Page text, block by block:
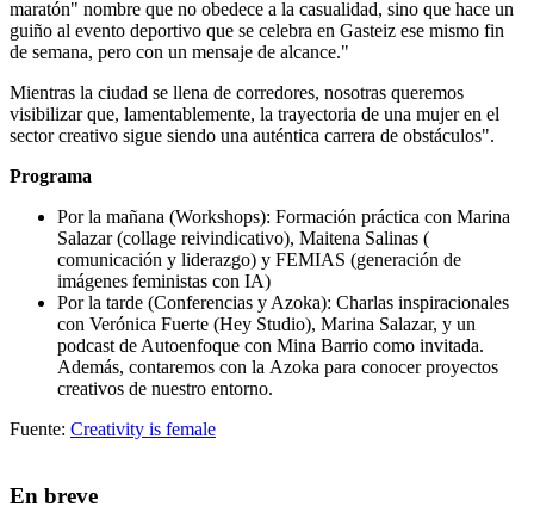
maratón" nombre que no obedece a la casualidad, sino que hace un
guiño al evento deportivo que se celebra en Gasteiz ese mismo fin
de semana, pero con un mensaje de alcance."
Mientras la ciudad se llena de corredores, nosotras queremos
visibilizar que, lamentablemente, la trayectoria de una mujer en el
sector creativo sigue siendo una auténtica carrera de obstáculos".
Programa
Por la mañana (Workshops): Formación práctica con Marina
Salazar (collage reivindicativo), Maitena Salinas (
comunicación y liderazgo) y FEMIAS (generación de
imágenes feministas con IA)
Por la tarde (Conferencias y Azoka): Charlas inspiracionales
con Verónica Fuerte (Hey Studio), Marina Salazar, y un
podcast de Autoenfoque con Mina Barrio como invitada.
Además, contaremos con la Azoka para conocer proyectos
creativos de nuestro entorno.
Fuente: Creativity is female
En breve